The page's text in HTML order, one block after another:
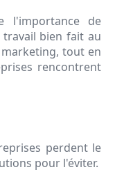
l'importance de
bien fait au
tout en
rencontrent
perdent le
pour l'éviter.